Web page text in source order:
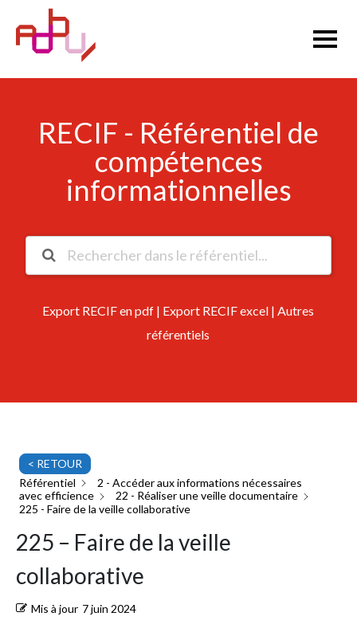
RECIF - Référentiel de
compétences
informationnelles
Export RECIF en pdf | Export RECIF excel |Autres
référentiels
< RETOUR
Référentiel
2 - Accéder aux informations nécessaires
avec efficience
22 - Réaliser une veille documentaire
225 - Faire de la veille collaborative
225 – Faire de la veille
collaborative
Mis à jour 7 juin 2024